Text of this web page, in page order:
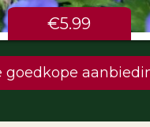
€5.99
goedkope